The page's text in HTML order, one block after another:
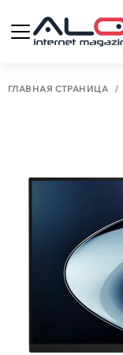
ГЛАВНАЯ СТРАНИЦА